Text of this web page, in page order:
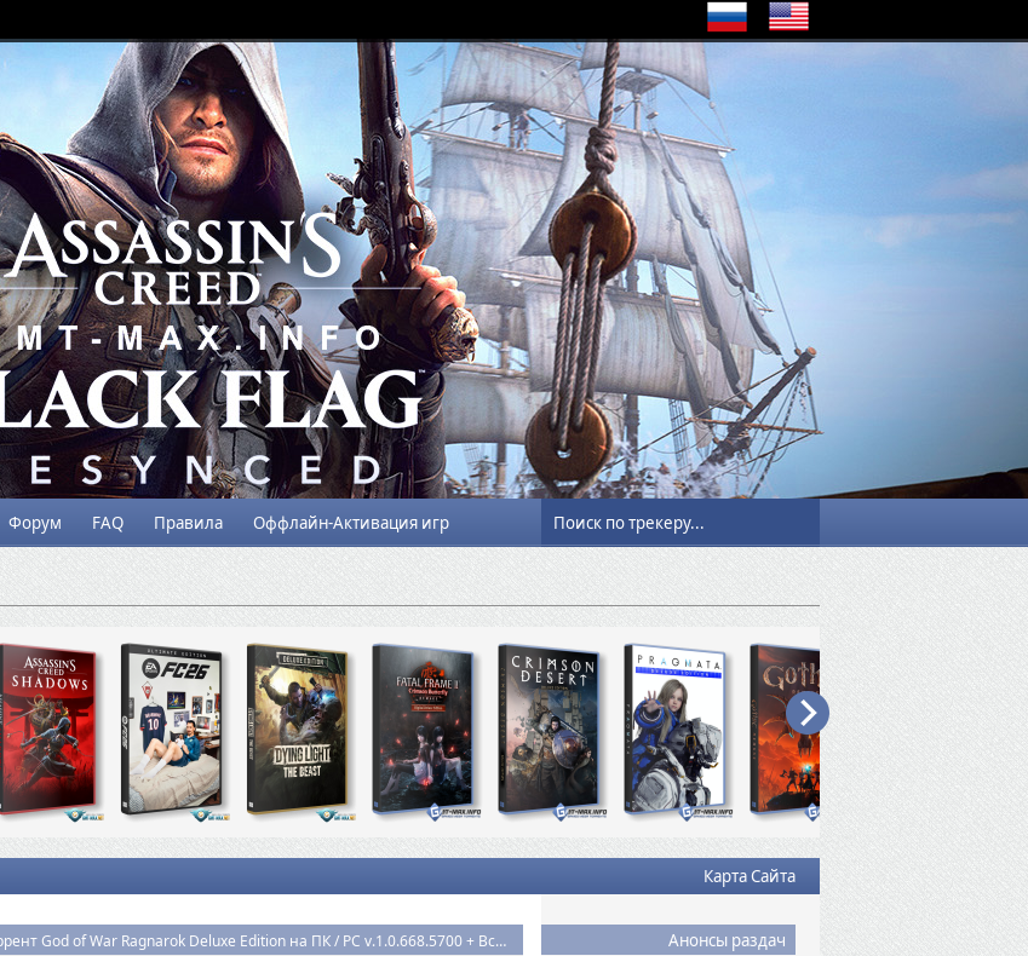
Форум FAQ Правила Оффлайн-Активация игр
Карта Сайта
Анонсы раздач
Скачать торрент God of War Ragnarok Deluxe Edition на ПК / PC v.1.0.668.5700 + Все DLC (2024) RePack